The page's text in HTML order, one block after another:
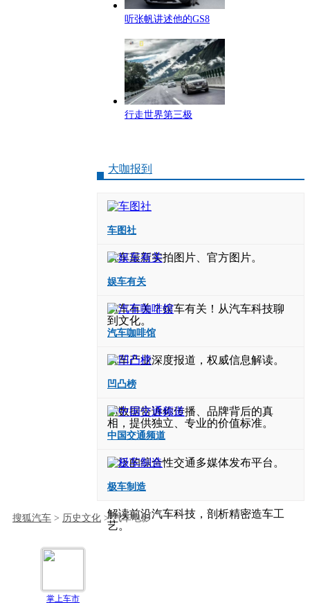
听张帆讲述他的GS8
行走世界第三极
大咖报到
车图社
汽车最新实拍图片、官方图片。
娱车有关
与车有关？娱车有关！从汽车科技聊
到文化。
汽车咖啡馆
汽车产业深度报道，权威信息解读。
凹凸榜
用数据告诉你传播、品牌背后的真
相，提供独立、专业的价值标准。
中国交通频道
广泛的综合性交通多媒体发布平台。
极车制造
解读前沿汽车科技，剖析精密造车工
艺。
搜狐汽车 > 历史文化 > 汽车电影
掌上车市